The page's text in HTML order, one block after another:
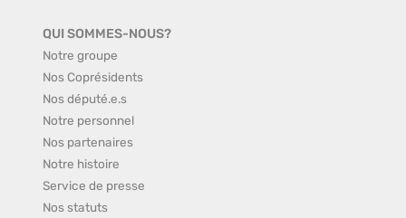
QUI SOMMES-NOUS?
Notre groupe
Nos Coprésidents
Nos député.e.s
Notre personnel
Nos partenaires
Notre histoire
Service de presse
Nos statuts